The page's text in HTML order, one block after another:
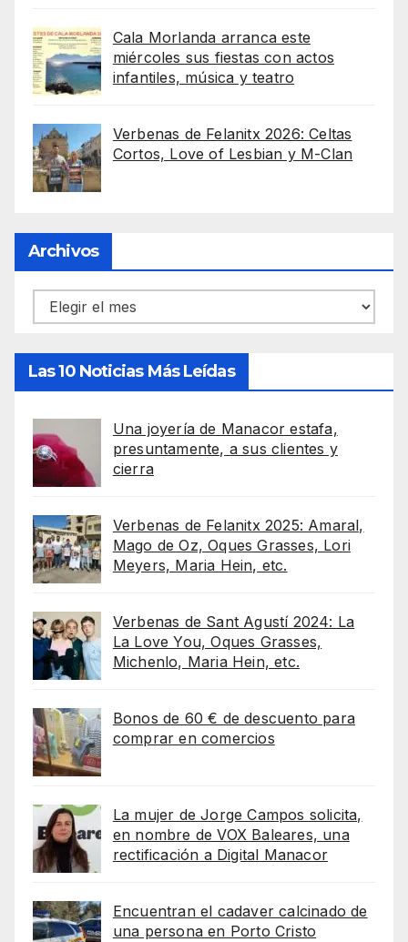
Cala Morlanda arranca este
miércoles sus fiestas con actos
infantiles, música y teatro
Verbenas de Felanitx 2026: Celtas
Cortos, Love of Lesbian y M-Clan
Archivos
Archivos
Las 10 Noticias Más Leídas
Una joyería de Manacor estafa,
presuntamente, a sus clientes y
cierra
Verbenas de Felanitx 2025: Amaral,
Mago de Oz, Oques Grasses, Lori
Meyers, Maria Hein, etc.
Verbenas de Sant Agustí 2024: La
La Love You, Oques Grasses,
Michenlo, Maria Hein, etc.
Bonos de 60 € de descuento para
comprar en comercios
La mujer de Jorge Campos solicita,
en nombre de VOX Baleares, una
rectificación a Digital Manacor
Encuentran el cadaver calcinado de
una persona en Porto Cristo